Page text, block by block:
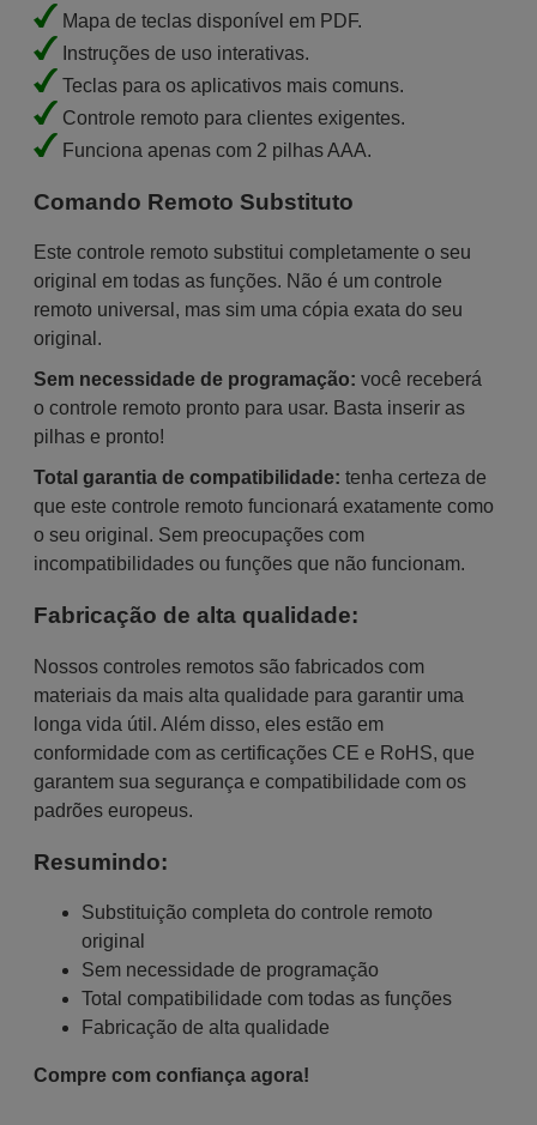
Mapa de teclas disponível em PDF.
Instruções de uso interativas.
Teclas para os aplicativos mais comuns.
Controle remoto para clientes exigentes.
Funciona apenas com 2 pilhas AAA.
Comando Remoto Substituto
Este controle remoto substitui completamente o seu
original em todas as funções. Não é um controle
remoto universal, mas sim uma cópia exata do seu
original.
Sem necessidade de programação: você receberá
o controle remoto pronto para usar. Basta inserir as
pilhas e pronto!
Total garantia de compatibilidade: tenha certeza de
que este controle remoto funcionará exatamente como
o seu original. Sem preocupações com
incompatibilidades ou funções que não funcionam.
Fabricação de alta qualidade:
Nossos controles remotos são fabricados com
materiais da mais alta qualidade para garantir uma
longa vida útil. Além disso, eles estão em
conformidade com as certificações CE e RoHS, que
garantem sua segurança e compatibilidade com os
padrões europeus.
Resumindo:
Substituição completa do controle remoto
original
Sem necessidade de programação
Total compatibilidade com todas as funções
Fabricação de alta qualidade
Compre com confiança agora!